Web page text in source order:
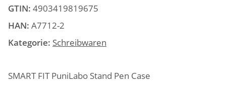
GTIN: 4903419819675
HAN: ‎A7712-2
Kategorie: Schreibwaren
SMART FIT PuniLabo Stand Pen Case